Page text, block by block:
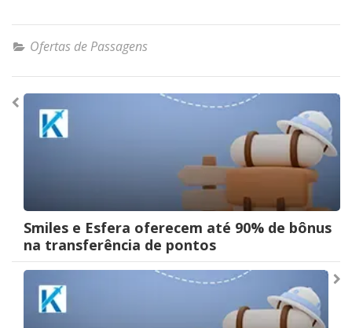
Ofertas de Passagens
Navegação
Post
Smiles e Esfera oferecem até 90% de bônus
na transferência de pontos